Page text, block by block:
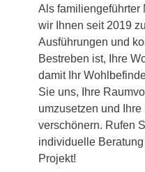
Als familiengeführter
wir Ihnen seit 2019
Ausführungen und
Bestreben ist, Ihre
damit Ihr
Sie uns, Ihre
umzusetzen und
verschönern. Rufen
individuelle
Projekt!